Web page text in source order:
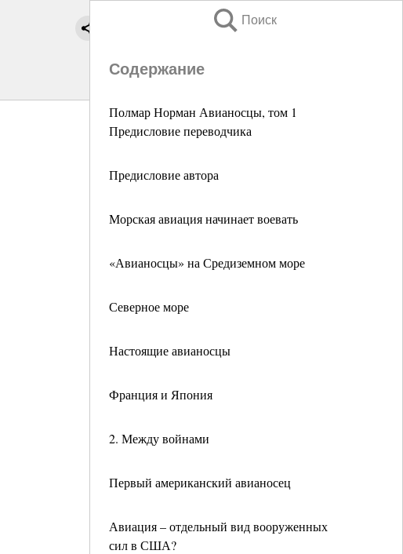
Поиск
Содержание
Полмар Норман Авианосцы, том 1
Предисловие переводчика
Предисловие автора
Морская авиация начинает воевать
«Авианосцы» на Средиземном море
Северное море
Настоящие авианосцы
Франция и Япония
2. Между войнами
Первый американский авианосец
Авиация – отдельный вид вооруженных
сил в США?